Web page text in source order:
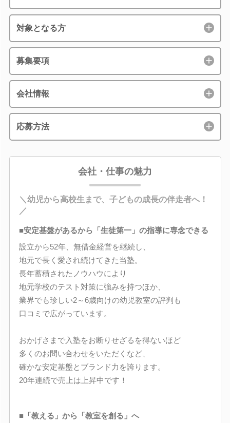
対象となる方
募集要項
会社情報
応募方法
会社・仕事の魅力
＼幼児から高校生まで、子どもの成長の伴走者へ！
／
■安定基盤があるから「生徒第一」の指導に専念できる
設立から52年、無借金経営を継続し、
地元で長く愛され続けてきた当塾。
長年蓄積されたノウハウにより
地元学校のテスト対策に強みを持つほか、
業界でも珍しい2～6歳向けの幼児教室の評判も
口コミで広がっています。
おかげさまで入塾をお断りせざるを得ないほど
多くのお問い合わせをいただくなど、
確かな安定基盤とブランド力を誇ります。
20年連続で売上は上昇中です！
■「教える」から「教室を創る」へ